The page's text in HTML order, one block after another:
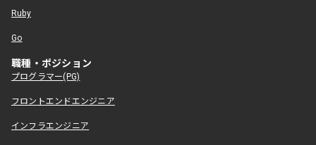
Ruby
Go
職種・ポジション
プログラマー(PG)
フロントエンドエンジニア
インフラエンジニア